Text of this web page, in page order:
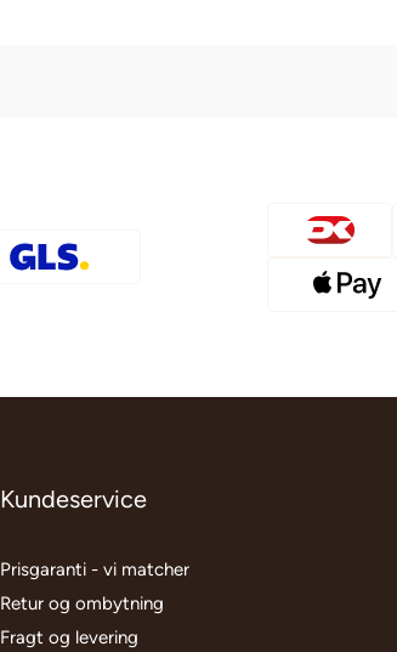
Kundeservice
Prisgaranti - vi matcher
Retur og ombytning
Fragt og levering